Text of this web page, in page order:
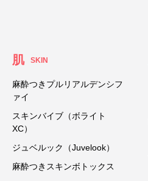
肌 SKIN
麻酔つきプルリアルデンシフ
ァイ
スキンバイブ（ボライト
XC）
ジュベルック（Juvelook）
麻酔つきスキンボトックス